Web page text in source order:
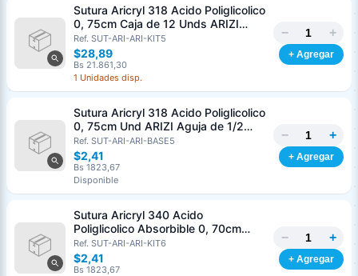
Sutura Aricryl 318 Acido Poliglicolico
0, 75cm Caja de 12 Unds ARIZI
Aguja de 1/2 Punta Cónica 26mm
Ref. SUT-ARI-ARI-KIT5
$28,89
Bs 21.861,30
1 Unidades disp.
− +
+ Agregar
Sutura Aricryl 318 Acido Poliglicolico
0, 75cm Und ARIZI Aguja de 1/2
Punta Cónica 26mm
Ref. SUT-ARI-ARI-BASE5
$2,41
Bs 1823,67
Disponible
− +
+ Agregar
Sutura Aricryl 340 Acido
Poliglicolico Absorbible 0, 70cm
Caja de 12 Unds ARIZI Aguja de 1/2
Punta Cónica 36mm
Ref. SUT-ARI-ARI-KIT6
$2,41
Bs 1823,67
− +
+ Agregar
Generar cotización
Completá los datos para emitir el PDF
Nombre o razón social
Cédula o RIF*